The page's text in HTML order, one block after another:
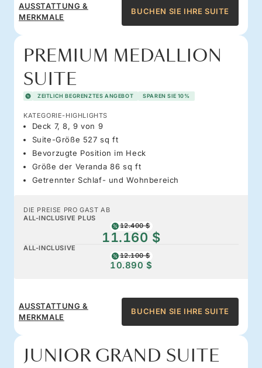
AUSSTATTUNG &
MERKMALE
BUCHEN SIE IHRE SUITE
PREMIUM MEDALLION
SUITE
ZEITLICH BEGRENZTES ANGEBOT SPAREN SIE 10%
KATEGORIE-HIGHLIGHTS
Deck 7, 8, 9 von 9
Suite-Größe 527 sq ft
Bevorzugte Position im Heck
Größe der Veranda 86 sq ft
Getrennter Schlaf- und Wohnbereich
DIE PREISE PRO GAST AB
ALL-INCLUSIVE PLUS
12.400 $
11.160 $
ALL-INCLUSIVE
12.100 $
10.890 $
AUSSTATTUNG &
MERKMALE
BUCHEN SIE IHRE SUITE
JUNIOR GRAND SUITE